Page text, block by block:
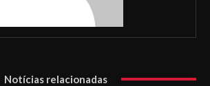
Notícias relacionadas